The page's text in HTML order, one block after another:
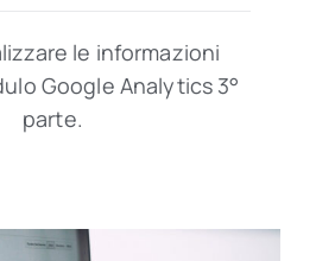
le informazioni
Google Analytics 3°
parte.